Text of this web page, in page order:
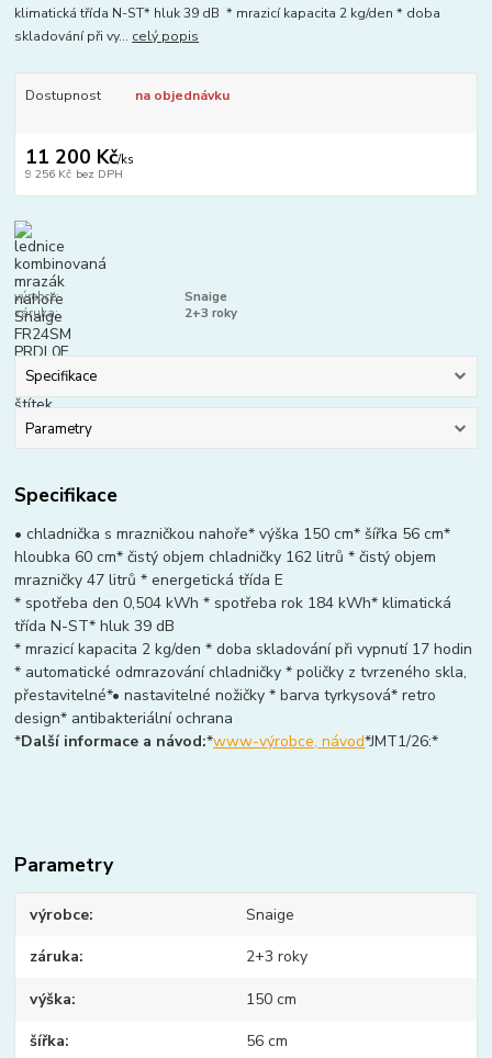
klimatická třída N-ST* hluk 39 dB * mrazicí kapacita 2 kg/den * doba
skladování při vy... celý popis
Dostupnost na objednávku
11 200 Kč/ks
9 256 Kč bez DPH
výrobce:
Snaige
záruka:
2+3 roky
Specifikace
Parametry
Specifikace
• chladnička s mrazničkou nahoře* výška 150 cm* šířka 56 cm*
hloubka 60 cm* čistý objem chladničky 162 litrů * čistý objem
mrazničky 47 litrů * energetická třída E
* spotřeba den 0,504 kWh * spotřeba rok 184 kWh* klimatická
třída N-ST* hluk 39 dB
* mrazicí kapacita 2 kg/den * doba skladování při vypnutí 17 hodin
* automatické odmrazování chladničky * poličky z tvrzeného skla,
přestavitelné*• nastavitelné nožičky * barva tyrkysová* retro
design* antibakteriální ochrana
*Další informace a návod:*www-výrobce, návod*JMT1/26:*
Parametry
výrobce Snaige
záruka 2+3 roky
výška 150 cm
šířka 56 cm